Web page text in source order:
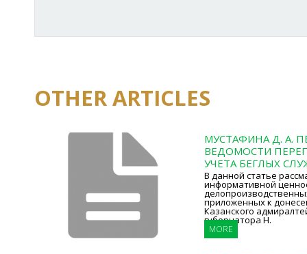
OTHER ARTICLES
МУСТАФИНА Д. А.
ВЕДОМОСТИ
УЧЕТА БЕГЛЫХ
В данной статье
информативной
приложенных к
Казанского
губернатора Н.
MORE